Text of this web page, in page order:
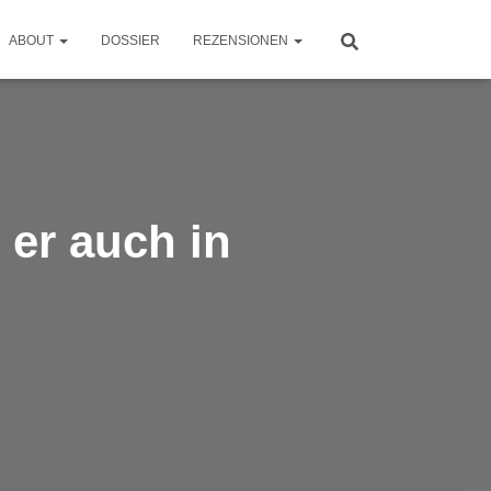
ABOUT DOSSIER REZENSIONEN
auch in